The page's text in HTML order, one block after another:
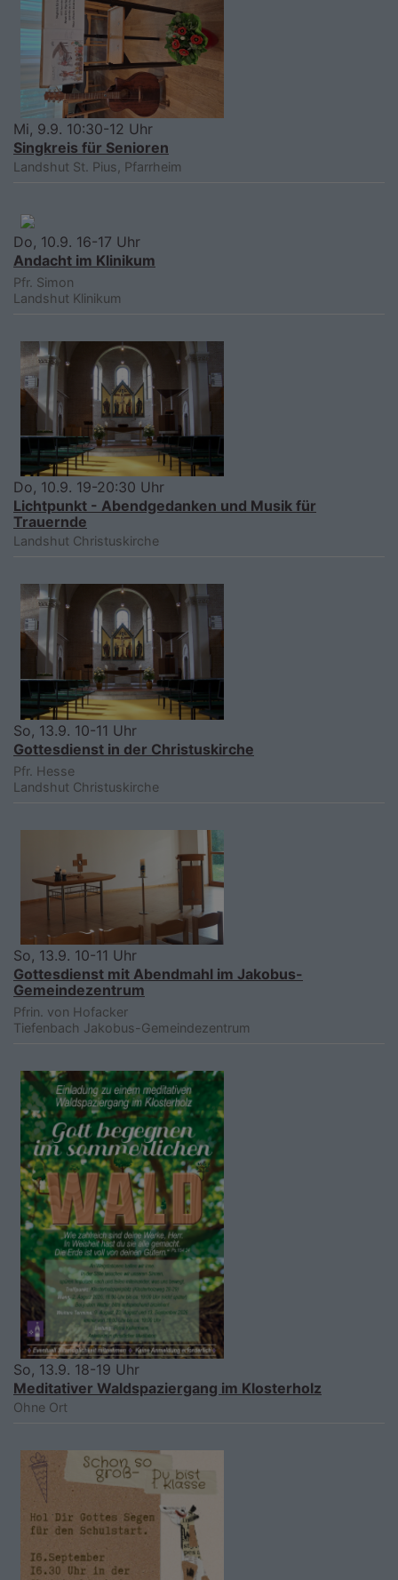
Mi, 9.9. 10:30-12 Uhr
Singkreis für Senioren
Landshut St. Pius, Pfarrheim
Do, 10.9. 16-17 Uhr
Andacht im Klinikum
Pfr. Simon
Landshut Klinikum
Do, 10.9. 19-20:30 Uhr
Lichtpunkt - Abendgedanken und Musik für
Trauernde
Landshut Christuskirche
So, 13.9. 10-11 Uhr
Gottesdienst in der Christuskirche
Pfr. Hesse
Landshut Christuskirche
So, 13.9. 10-11 Uhr
Gottesdienst mit Abendmahl im Jakobus-
Gemeindezentrum
Pfrin. von Hofacker
Tiefenbach Jakobus-Gemeindezentrum
So, 13.9. 18-19 Uhr
Meditativer Waldspaziergang im Klosterholz
Ohne Ort